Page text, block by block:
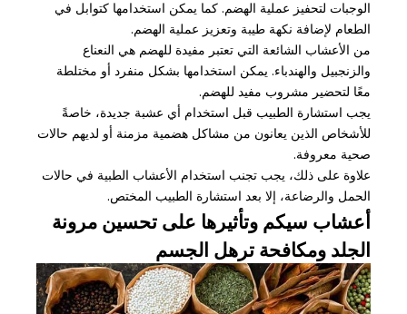
الوجبات لتحفيز عملية الهضم. كما يمكن استخدامها كتوابل في
الطعام لإضافة نكهة طيبة وتعزيز عملية الهضم.
من الأعشاب الشائعة التي تعتبر مفيدة للهضم هي النعناع
والزنجبيل والهندباء. يمكن استخدامها بشكل منفرد أو مختلطة
معًا لتحضير مشروب مفيد للهضم.
يجب استشارة الطبيب قبل استخدام أي عشبة جديدة، خاصةً
للأشخاص الذين يعانون من مشاكل هضمية مزمنة أو لديهم حالات
صحية معروفة.
علاوة على ذلك، يجب تجنب استخدام الأعشاب الطبية في حالات
الحمل والرضاعة، إلا بعد استشارة الطبيب المختص.
أعشاب سيكم وتأثيرها على تحسين مرونة
الجلد ومكافحة ترهل الجسم